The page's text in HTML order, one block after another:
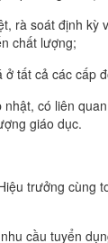
rà soát định
chất lượng;
tất cả các cấp
có liên
giáo dục.
trưởng cùng
cầu tuyển